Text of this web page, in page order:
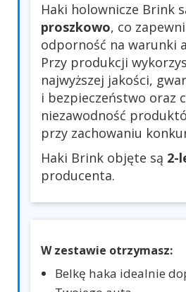
Haki holownicze Brink
proszkowo, co
odporność na warunki
Przy produkcji
najwyższej jakości,
i bezpieczeństwo oraz
niezawodność
przy zachowaniu
Haki Brink objęte są 2-
producenta.
W zestawie otrzymasz:
Belkę haka idealnie